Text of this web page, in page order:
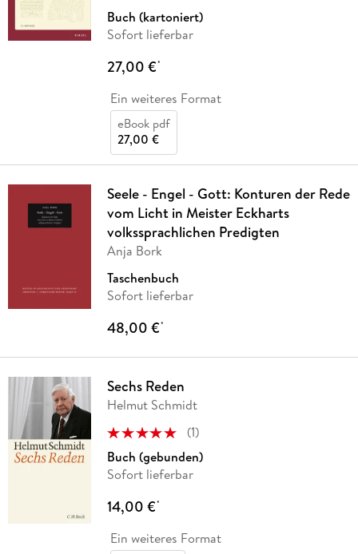
Buch (kartoniert)
Sofort lieferbar
27,00 €*
Ein weiteres Format
eBook pdf
27,00 €
Seele - Engel - Gott: Konturen der Rede
vom Licht in Meister Eckharts
volkssprachlichen Predigten
Anja Bork
Taschenbuch
Sofort lieferbar
48,00 €*
Sechs Reden
Helmut Schmidt
(1)
Buch (gebunden)
Sofort lieferbar
14,00 €*
Ein weiteres Format